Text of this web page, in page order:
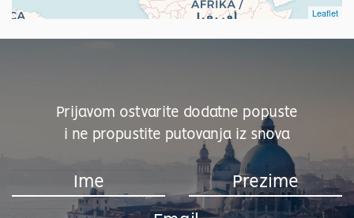
Leaflet
Prijavom ostvarite dodatne popuste
i ne propustite putovanja iz snova